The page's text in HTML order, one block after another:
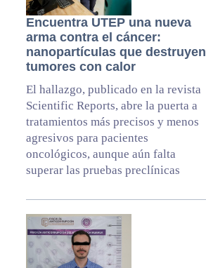
Encuentra UTEP una nueva
arma contra el cáncer:
nanopartículas que destruyen
tumores con calor
El hallazgo, publicado en la revista
Scientific Reports, abre la puerta a
tratamientos más precisos y menos
agresivos para pacientes
oncológicos, aunque aún falta
superar las pruebas preclínicas